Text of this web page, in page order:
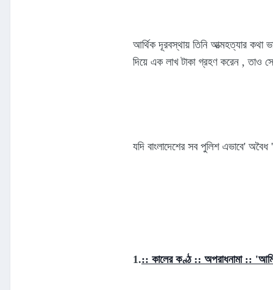
আর্থিক দূরবস্থায় তিনি আত্মহত্যার কথা
দিয়ে এক লাখ টাকা গ্রহণ করেন , তাও
যদি বাংলাদেশের সব পুলিশ এভাবে'
1.:: কালের কণ্ঠ :: অপরাধনামা ::